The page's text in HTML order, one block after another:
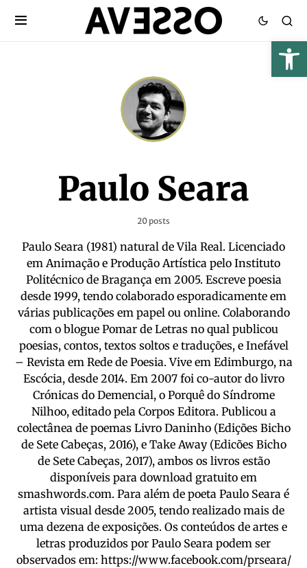
Paulo Seara
20 posts
Paulo Seara (1981) natural de Vila Real. Licenciado
em Animação e Produção Artística pelo Instituto
Politécnico de Bragança em 2005. Escreve poesia
desde 1999, tendo colaborado esporadicamente em
várias publicações em papel ou online. Colaborando
com o blogue Pomar de Letras no qual publicou
poesias, contos, textos soltos e traduções, e Inefável
– Revista em Rede de Poesia. Vive em Edimburgo, na
Escócia, desde 2014. Em 2007 foi co-autor do livro
Crónicas do Demencial, o Porquê do Síndrome
Nilhoo, editado pela Corpos Editora. Publicou a
colectânea de poemas Livro Daninho (Edições Bicho
de Sete Cabeças, 2016), e Take Away (Edicões Bicho
de Sete Cabeças, 2017), ambos os livros estão
disponíveis para download gratuito em
smashwords.com. Para além de poeta Paulo Seara é
artista visual desde 2005, tendo realizado mais de
uma dezena de exposições. Os conteúdos de artes e
letras produzidos por Paulo Seara podem ser
observados em: https://www.facebook.com/prseara/